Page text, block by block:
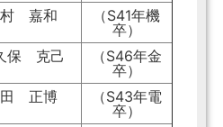
嘉和
（S41年機
卒）
保 克己
（S46年金
卒）
正博
（S43年電
卒）